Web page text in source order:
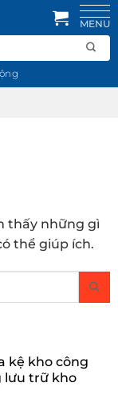
thấy những gì
thể giúp ích.
kệ kho công
lưu trữ kho